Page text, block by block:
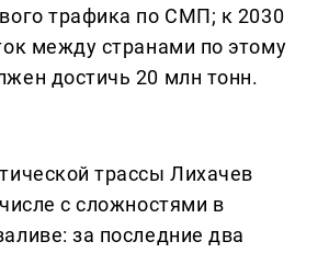
трафика по СМП; к 2030
между странами по этому
достичь 20 млн тонн.
трассы Лихачев
с сложностями в
за последние два